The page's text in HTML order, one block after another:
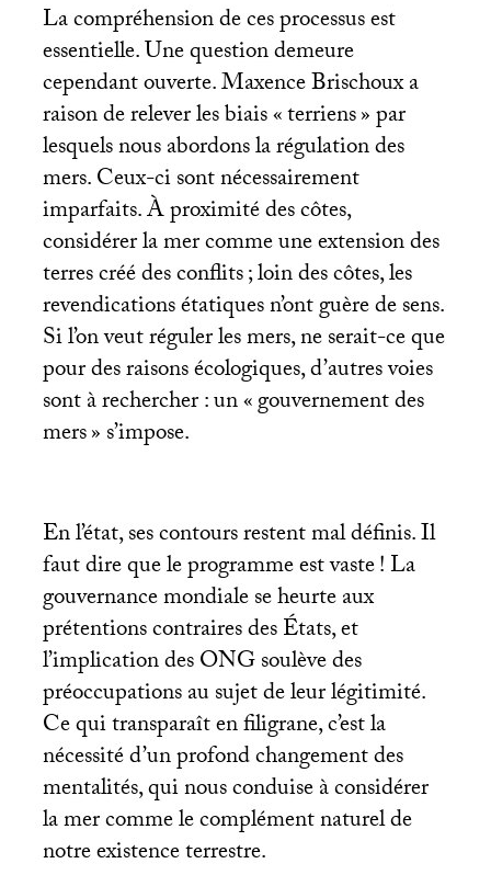
La compréhension de ces processus est
essentielle. Une question demeure
cependant ouverte. Maxence Brischoux a
raison de relever les biais «terriens» par
lesquels nous abordons la régulation des
mers. Ceux-ci sont nécessairement
imparfaits. À proximité des côtes,
considérer la mer comme une extension des
terres créé des conflits; loin des côtes, les
revendications étatiques n’ont guère de sens.
Si l’on veut réguler les mers, ne serait-ce que
pour des raisons écologiques, d’autres voies
sont à rechercher : un «gouvernement des
mers» s’impose.
En l’état, ses contours restent mal définis. Il
faut dire que le programme est vaste! La
gouvernance mondiale se heurte aux
prétentions contraires des États, et
l’implication desONGsoulève des
préoccupations au sujet de leur légitimité.
Ce qui transparaît en filigrane, c’est la
nécessité d’un profond changement des
mentalités, qui nous conduise à considérer
la mer comme le complément naturel de
notre existence terrestre.